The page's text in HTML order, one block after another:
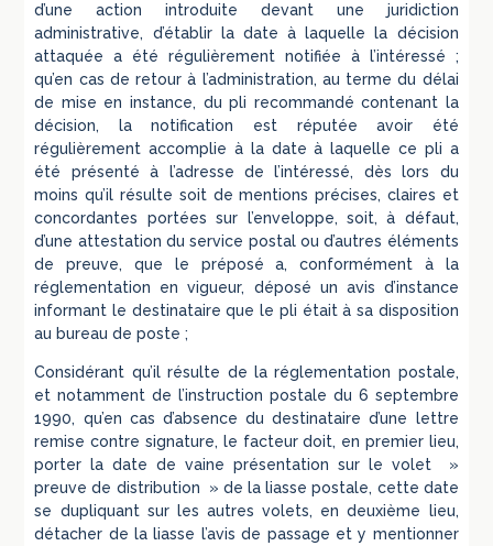
d’une action introduite devant une juridiction
administrative, d’établir la date à laquelle la décision
attaquée a été régulièrement notifiée à l’intéressé ;
qu’en cas de retour à l’administration, au terme du délai
de mise en instance, du pli recommandé contenant la
décision, la notification est réputée avoir été
régulièrement accomplie à la date à laquelle ce pli a
été présenté à l’adresse de l’intéressé, dès lors du
moins qu’il résulte soit de mentions précises, claires et
concordantes portées sur l’enveloppe, soit, à défaut,
d’une attestation du service postal ou d’autres éléments
de preuve, que le préposé a, conformément à la
réglementation en vigueur, déposé un avis d’instance
informant le destinataire que le pli était à sa disposition
au bureau de poste ;
Considérant qu’il résulte de la réglementation postale,
et notamment de l’instruction postale du 6 septembre
1990, qu’en cas d’absence du destinataire d’une lettre
remise contre signature, le facteur doit, en premier lieu,
porter la date de vaine présentation sur le volet »
preuve de distribution » de la liasse postale, cette date
se dupliquant sur les autres volets, en deuxième lieu,
détacher de la liasse l’avis de passage et y mentionner